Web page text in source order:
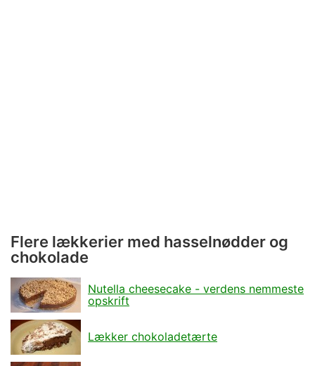
Flere lækkerier med hasselnødder og
chokolade
Nutella cheesecake - verdens nemmeste
opskrift
Lækker chokoladetærte